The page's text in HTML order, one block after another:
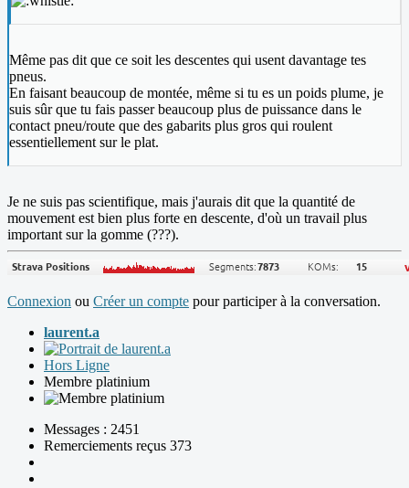
Même pas dit que ce soit les descentes qui usent davantage tes
pneus.
En faisant beaucoup de montée, même si tu es un poids plume, je
suis sûr que tu fais passer beaucoup plus de puissance dans le
contact pneu/route que des gabarits plus gros qui roulent
essentiellement sur le plat.
Je ne suis pas scientifique, mais j'aurais dit que la quantité de
mouvement est bien plus forte en descente, d'où un travail plus
important sur la gomme (???).
Connexion ou Créer un compte pour participer à la conversation.
laurent.a
Hors Ligne
Membre platinium
Messages : 2451
Remerciements reçus 373